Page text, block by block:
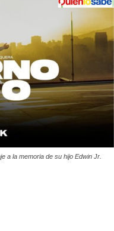
a la memoria de su hijo Edwin Jr.